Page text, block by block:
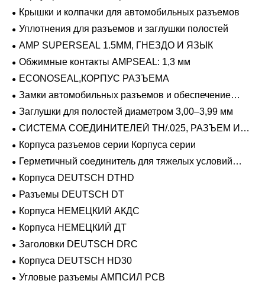
Крышки и колпачки для автомобильных разъемов
Уплотнения для разъемов и заглушки полостей
AMP SUPERSEAL 1.5MM, ГНЕЗДО И ЯЗЫК
Обжимные контакты AMPSEAL: 1,3 мм
ECONOSEAL,КОРПУС РАЗЪЕМА
Замки автомобильных разъемов и обеспечение
положения
Заглушки для полостей диаметром 3,00–3,99 мм
СИСТЕМА СОЕДИНИТЕЛЕЙ TH/.025, РАЗЪЕМ И
ВКЛАДЫШ
Корпуса разъемов серии Корпуса серии
Герметичный соединитель для тяжелых условий
эксплуатации Фиксирующие направляющие серии
Корпуса DEUTSCH DTHD
Разъемы DEUTSCH DT
Корпуса НЕМЕЦКИЙ АКДС
Корпуса НЕМЕЦКИЙ ДТ
Заголовки DEUTSCH DRC
Корпуса DEUTSCH HD30
Угловые разъемы АМПСИЛ PCB